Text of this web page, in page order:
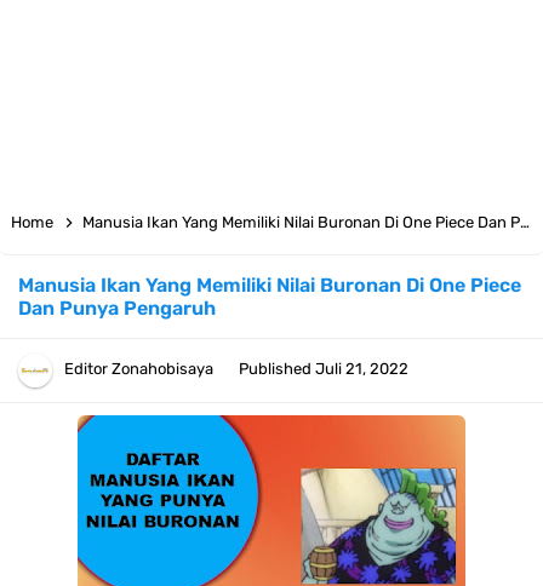
Cara Daftar Telegram Di Laptop Atau Komputer Kalian Dengan
Sangat Mudah
7 Fakta Franky One Piece, Pernah Dapat Tawaran Buah Iblis Mera
Mera No Mi
Profil Anwar Hafid, Politisi Yang Mernjadi Gubernur Provinsi Sulawesi
Home Manusia Ikan Yang Memiliki Nilai Buronan Di One Piece Dan Punya Pengaruh
Manusia Ikan Yang Memiliki Nilai Buronan Di One Piece
Dan Punya Pengaruh
Editor Zonahobisaya Published Juli 21, 2022